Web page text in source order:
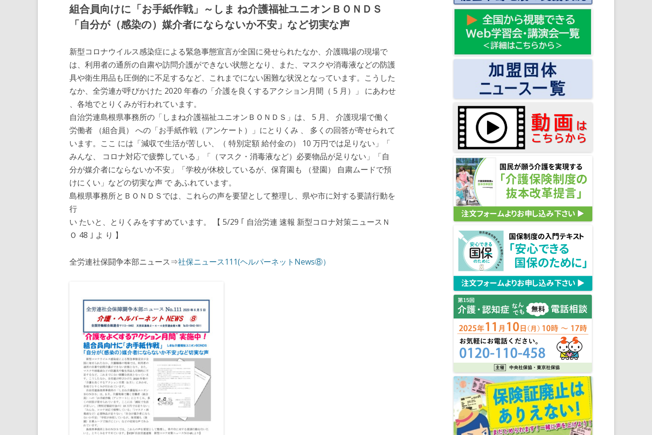
組合員向けに「お手紙作戦」～しま ね介護福祉ユニオンＢＯＮＤＳ
「自分が（感染の）媒介者にならないか不安」など切実な声
新型コロナウイルス感染症による緊急事態宣言が全国に発せられたなか、介護職場の現場で
は、利用者の通所の自粛や訪問介護ができない状態となり、また、マスクや消毒液などの防護
具や衛生用品も圧倒的に不足するなど、これまでにない困難な状況となっています。こうした
なか、全労連が呼びかけた 2020 年春の「介護を良くするアクション月間（ 5 月）」 にあわせ
、各地でとりくみが行われています。
自治労連島根県事務所の「しまね介護福祉ユニオンＢＯＮＤＳ」は、 5 月、 介護現場で働く
労働者 （組合員） への「お手紙作戦（アンケート）」にとりくみ 、 多くの回答が寄せられて
います。ここ には「減収で生活が苦しい、（ 特別定額 給付金の） 10 万円では足りない」「
みんな、 コロナ対応で疲弊している」「（マスク・消毒液など）必要物品が足りない」「自
分が媒介者にならないか不安」「学校が休校しているが、保育園も （登園） 自粛ムードで預
けにくい」などの切実な声 で あふれています。
島根県事務所とＢＯＮＤＳでは、これらの声を要望として整理し、県や市に対する要請行動を
行
い たいと、とりくみをすすめています。 【 5/29 ｢ 自治労連 速報 新型コロナ対策ニュースＮ
Ｏ 48 ｣ よ り 】
全労連社保闘争本部ニュース⇒社保ニュース111(ヘルパーネットNews⑧）